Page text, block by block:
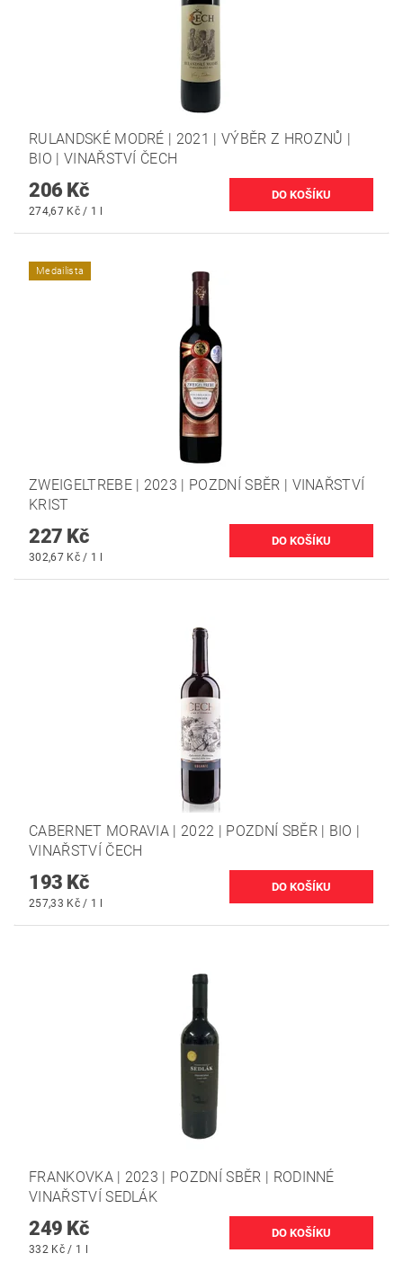
RULANDSKÉ MODRÉ | 2021 | VÝBĚR Z HROZNŮ |
BIO | VINAŘSTVÍ ČECH
206 Kč
274,67 Kč / 1 l
Medailista
ZWEIGELTREBE | 2023 | POZDNÍ SBĚR | VINAŘSTVÍ
KRIST
227 Kč
302,67 Kč / 1 l
CABERNET MORAVIA | 2022 | POZDNÍ SBĚR | BIO |
VINAŘSTVÍ ČECH
193 Kč
257,33 Kč / 1 l
FRANKOVKA | 2023 | POZDNÍ SBĚR | RODINNÉ
VINAŘSTVÍ SEDLÁK
249 Kč
332 Kč / 1 l